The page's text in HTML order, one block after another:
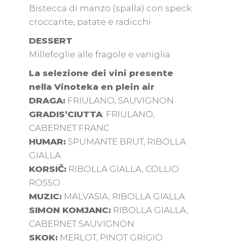
Bistecca di manzo (spalla) con speck
croccante, patate e radicchi
DESSERT
Millefoglie alle fragole e vaniglia
La selezione dei vini presente
nella Vinoteka en plein air
DRAGA:FRIULANO, SAUVIGNON
GRADIS’CIUTTA: FRIULANO,
CABERNET FRANC
HUMAR:SPUMANTE BRUT, RIBOLLA
GIALLA
KORSIČ:RIBOLLA GIALLA, COLLIO
ROSSO
MUZIC:MALVASIA, RIBOLLA GIALLA
SIMON KOMJANC:RIBOLLA GIALLA,
CABERNET SAUVIGNON
SKOK:MERLOT, PINOT GRIGIO